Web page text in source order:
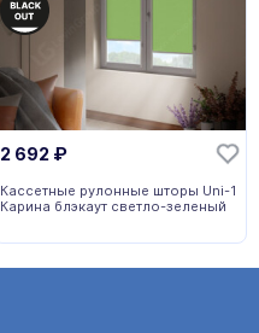
2 692 ₽
Кассетные рулонные шторы Uni-1
Карина блэкаут светло-зеленый